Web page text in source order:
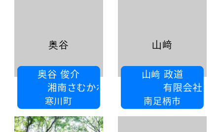
奥谷 俊介
さむかわ行政書士事務所
寒川町
奥谷
山﨑 政道
有限会社井上興業
南足柄市
山﨑